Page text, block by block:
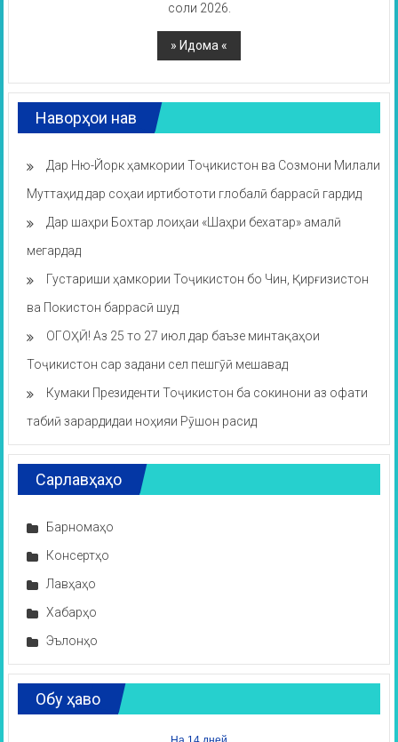
соли 2026.
Наворҳои нав
Дар Ню-Йорк ҳамкории Тоҷикистон ва Созмони Милали
Муттаҳид дар соҳаи иртибототи глобалӣ баррасӣ гардид
Дар шаҳри Бохтар лоиҳаи «Шаҳри бехатар» амалӣ
мегардад
Густариши ҳамкории Тоҷикистон бо Чин, Қирғизистон
ва Покистон баррасӣ шуд
ОГОҲӢ! Аз 25 то 27 июл дар баъзе минтақаҳои
Тоҷикистон сар задани сел пешгӯӣ мешавад
Кумаки Президенти Тоҷикистон ба сокинони аз офати
табиӣ зарардидаи ноҳияи Рӯшон расид
Сарлавҳаҳо
Барномаҳо
Консертҳо
Лавҳаҳо
Хабарҳо
Эълонҳо
Обу ҳаво